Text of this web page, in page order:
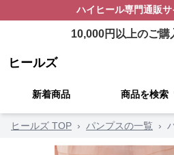
ハイヒール専門通販サ
10,000円以上のご購
ヒールズ
新着商品 商品を検索
ヒールズ TOP › パンプスの一覧 ›